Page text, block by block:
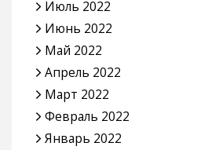
Июль 2022
Июнь 2022
Май 2022
Апрель 2022
Март 2022
Февраль 2022
Январь 2022